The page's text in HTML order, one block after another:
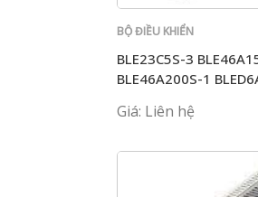
BỘ ĐIỀU KHIỂN
BLE23C5S-3
BLE46A200S-1
Giá: Liên hệ